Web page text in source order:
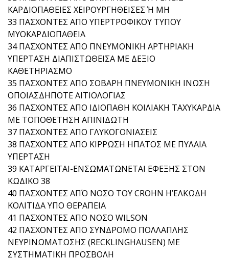
ΚΑΡΔΙΟΠΑΘΕΙΕΣ ΧΕΙΡΟΥΡΓΗΘΕΙΣΕΣ Ή ΜΗ
33 ΠΑΣΧΟΝΤΕΣ ΑΠΟ ΥΠΕΡΤΡΟΦΙΚΟΥ ΤΥΠΟΥ
ΜΥΟΚΑΡΔΙΟΠΑΘΕΙΑ
34 ΠΑΣΧΟΝΤΕΣ ΑΠΟ ΠΝΕΥΜΟΝΙΚΗ ΑΡΤΗΡΙΑΚΗ
ΥΠΕΡΤΑΣΗ ΔΙΑΠΙΣΤΩΘΕΙΣΑ ΜΕ ΔΕΞΙΟ
ΚΑΘΕΤΗΡΙΑΣΜΟ
35 ΠΑΣΧΟΝΤΕΣ ΑΠΟ ΣΟΒΑΡΗ ΠΝΕΥΜΟΝΙΚΗ ΙΝΩΣΗ
ΟΠΟΙΑΣΔΗΠΟΤΕ ΑΙΤΙΟΛΟΓΙΑΣ
36 ΠΑΣΧΟΝΤΕΣ ΑΠΟ ΙΔΙΟΠΑΘΗ ΚΟΙΛΙΑΚΗ ΤΑΧΥΚΑΡΔΙΑ
ΜΕ ΤΟΠΟΘΕΤΗΣΗ ΑΠΙΝΙΔΩΤΗ
37 ΠΑΣΧΟΝΤΕΣ ΑΠΟ ΓΛΥΚΟΓΟΝΙΑΣΕΙΣ
38 ΠΑΣΧΟΝΤΕΣ ΑΠΟ ΚΙΡΡΩΣΗ ΗΠΑΤΟΣ ΜΕ ΠΥΛΑΙΑ
ΥΠΕΡΤΑΣΗ
39 ΚΑΤΑΡΓΕΙΤΑΙ-ΕΝΣΩΜΑΤΩΝΕΤΑΙ ΕΦΕΞΗΣ ΣΤΟΝ
ΚΩΔΙΚΟ 38
40 ΠΑΣΧΟΝΤΕΣ ΑΠΌ ΝΟΣΟ ΤΟΥ CROHN Η’ΕΛΚΩΔΗ
ΚΟΛΙΤΙΔΑ ΥΠΟ ΘΕΡΑΠΕΙΑ
41 ΠΑΣΧΟΝΤΕΣ ΑΠΟ ΝΟΣΟ WILSON
42 ΠΑΣΧΟΝΤΕΣ ΑΠΟ ΣΥΝΔΡΟΜΟ ΠΟΛΛΑΠΛΗΣ
ΝΕΥΡΙΝΩΜΑΤΩΣΗΣ (RECKLINGHAUSEN) ΜΕ
ΣΥΣΤΗΜΑΤΙΚΗ ΠΡΟΣΒΟΛΗ